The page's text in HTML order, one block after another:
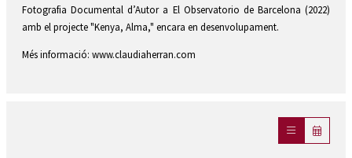
Fotografia Documental d’Autor a El Observatorio de Barcelona (2022)
amb el projecte "Kenya, Alma," encara en desenvolupament.
Més informació: www.claudiaherran.com